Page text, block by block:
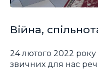
Війна,
24 лютого 2022
звичних для нас